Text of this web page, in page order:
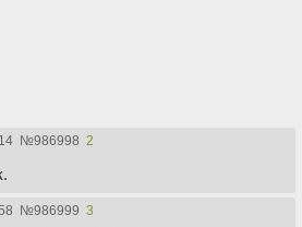
№986998 2
№986999 3